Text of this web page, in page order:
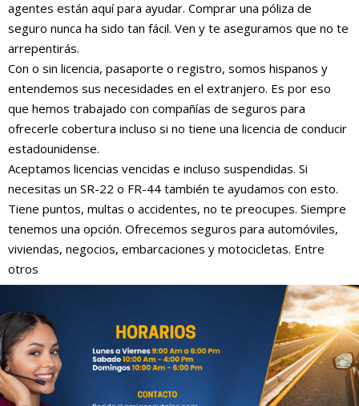
agentes están aquí para ayudar. Comprar una póliza de
seguro nunca ha sido tan fácil. Ven y te aseguramos que no te
arrepentirás.
Con o sin licencia, pasaporte o registro, somos hispanos y
entendemos sus necesidades en el extranjero. Es por eso
que hemos trabajado con compañías de seguros para
ofrecerle cobertura incluso si no tiene una licencia de conducir
estadounidense.
Aceptamos licencias vencidas e incluso suspendidas. Si
necesitas un SR-22 o FR-44 también te ayudamos con esto.
Tiene puntos, multas o accidentes, no te preocupes. Siempre
tenemos una opción. Ofrecemos seguros para automóviles,
viviendas, negocios, embarcaciones y motocicletas. Entre
otros